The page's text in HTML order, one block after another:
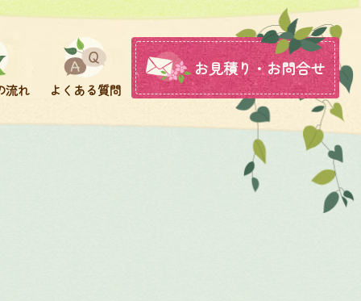
流れ よくある質問
お見積り・お問合せ